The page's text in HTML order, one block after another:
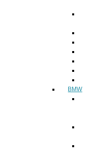
BMW